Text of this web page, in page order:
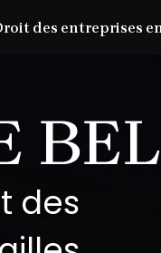
des entreprises
des